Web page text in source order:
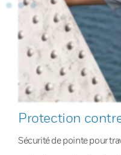
Protection
Sécurité de pointe pour